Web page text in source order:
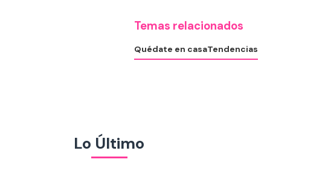
Temas relacionados
Quédate en casaTendencias
Lo Último